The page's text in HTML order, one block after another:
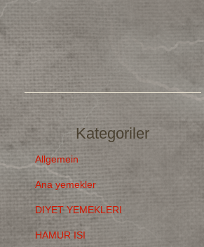
Kategoriler
Allgemein
Ana yemekler
DIYET YEMEKLERI
HAMUR ISI